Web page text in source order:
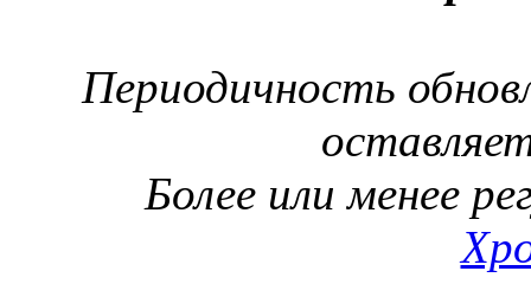
Периодичность
Более или менее